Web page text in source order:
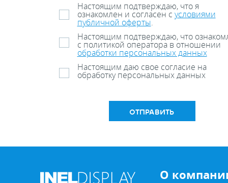
Настоящим подтверждаю, что я
ознакомлен и согласен с условиями
публичной оферты.
Настоящим подтверждаю, что
с политикой оператора в отношении
обработки персональных данных
Настоящим даю свое согласие на
обработку персональных данных
ОТПРАВИТЬ
О